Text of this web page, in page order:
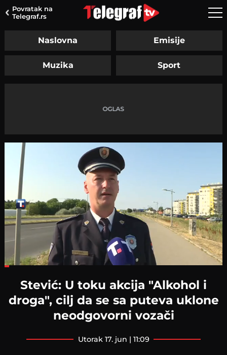
Povratak na
Telegraf.rs
Naslovna Emisije
Muzika Sport
Stević: U toku akcija "Alkohol i
droga", cilj da se sa puteva uklone
neodgovorni vozači
utorak 17. jun | 11:09